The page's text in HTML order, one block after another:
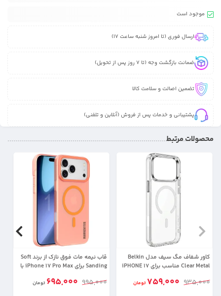
موجود است
ارسال فوری (تا امروز شنبه ساعت 17)
ضمانت بازگشت وجه (تا 7 روز پس از تحویل)
تضمین اصالت و سلامت کالا
پشتیبانی و خدمات پس از فروش (آنلاین و تلفنی)
محصولات مرتبط
کاور شفاف مگ سیف مدل Belkin
Clear Metal مناسب برای iPHONE 17
935,000
759,000 تومان
قاب نیمه مات فوق نازک از برند Soft
Sanding برای iPhone 17 Pro Max با
995,000
695,000 تومان